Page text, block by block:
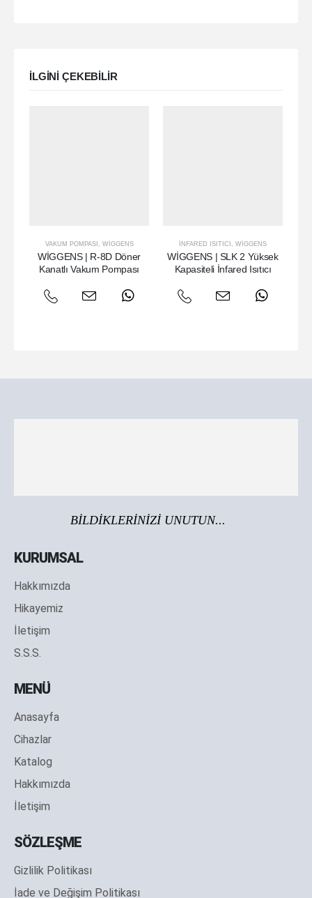
ILGINI ÇEKEBILIR
VAKUM POMPASI , WIGGENS
WİGGENS | R-8D Döner
Kanatlı Vakum Pompası
İNFARED ISITICI , WIGGENS
WİGGENS | SLK 2 Yüksek
Kapasiteli İnfared Isıtıcı
BİLDİKLERİNİZİ UNUTUN...
KURUMSAL
Hakkımızda
Hikayemiz
İletişim
S.S.S.
MENÜ
Anasayfa
Cihazlar
Katalog
Hakkımızda
İletişim
SÖZLEŞME
Gizlilik Politikası
İade ve Değişim Politikası